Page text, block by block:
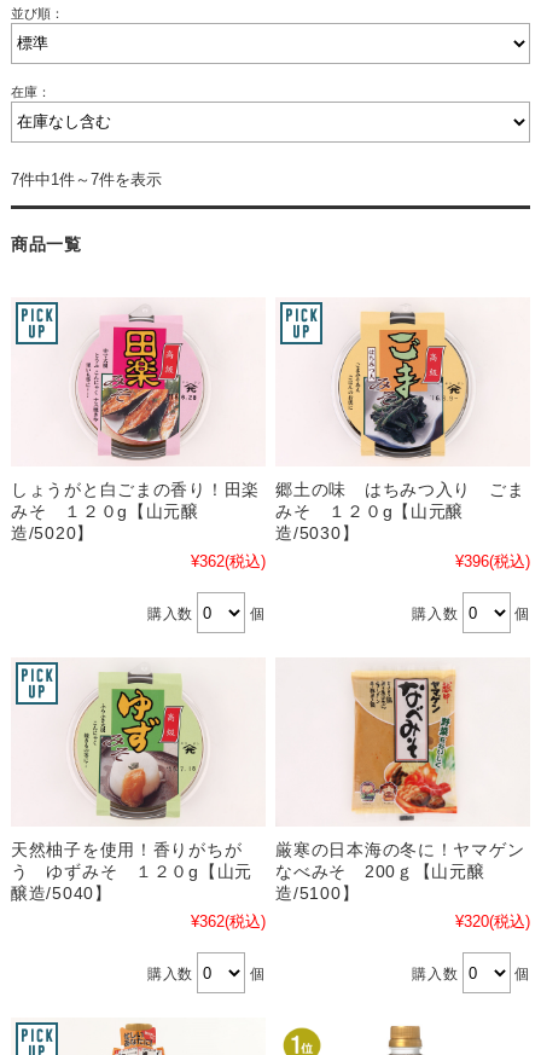
並び順：
在庫：
7件中1件～7件を表示
商品一覧
しょうがと白ごまの香り！田楽
みそ １２０g【山元醸
造/5020】
¥362(税込)
購入数 個
郷土の味 はちみつ入り ごま
みそ １２０g【山元醸
造/5030】
¥396(税込)
購入数 個
天然柚子を使用！香りがちが
う ゆずみそ １２０g【山元
醸造/5040】
¥362(税込)
購入数 個
厳寒の日本海の冬に！ヤマゲン
なべみそ 200ｇ【山元醸
造/5100】
¥320(税込)
購入数 個